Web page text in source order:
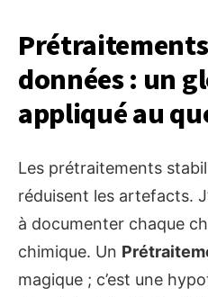
données : un
appliqué au
Les prétraitements
réduisent les artefacts.
à documenter chaque
chimique. Un
magique ; c’est une